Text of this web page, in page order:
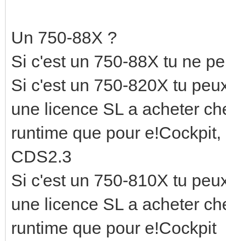
Un 750-88X ?
Si c'est un 750-88X tu ne
Si c'est un 750-820X tu
une licence SL a acheter
runtime que pour
CDS2.3
Si c'est un 750-810X tu
une licence SL a acheter
runtime que pour e!Cockpit